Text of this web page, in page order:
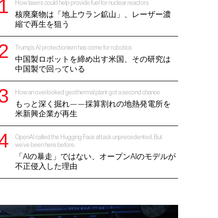
How lasers could help provide fuel for nuclear reactors
核廃棄物は「地上ウラン鉱山」、レーザー濃
縮で再生を狙う
Trump’s AI protectionism has come for robotics
中国製ロボットを締め出す米国、その研究は
中国製で回っている
How an overlooked geothermal plant got a second chance
もっと深く掘れ——採算割れの地熱発電所を
米新興企業が再生
OpenAI called the Hugging Face attack unprecedented. But
we’ve been here before.
「AIの暴走」ではない、オープンAIのモデルが
不正侵入した理由